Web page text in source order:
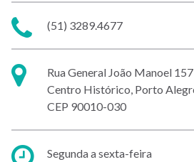
Telefone:
(51) 3289.4677
Endereço:
Rua General João Manoel
Centro Histórico, Porto
CEP 90010-030
Horário
Segunda a sexta-feira